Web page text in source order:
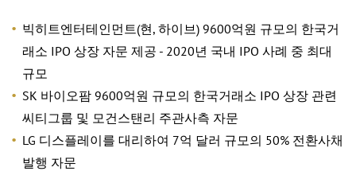
빅히트엔터테인먼트(현, 하이브) 9600억원 규모의 한국거
래소 IPO 상장 자문 제공 - 2020년 국내 IPO 사례 중 최대
규모
SK 바이오팜 9600억원 규모의 한국거래소 IPO 상장 관련
씨티그룹 및 모건스탠리 주관사측 자문
LG 디스플레이를 대리하여 7억 달러 규모의 50% 전환사채
발행 자문